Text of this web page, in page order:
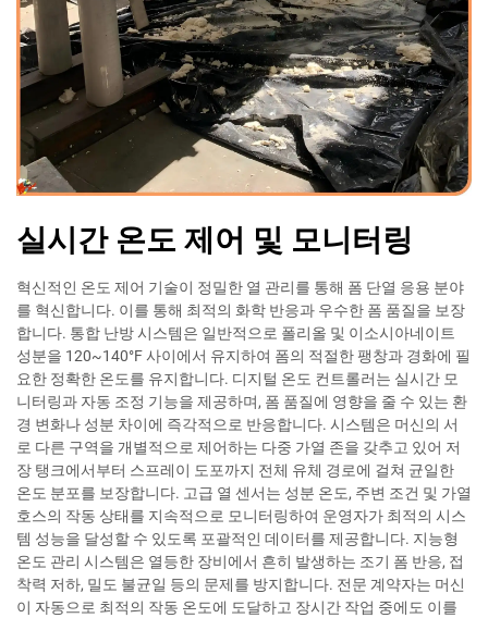
실시간 온도 제어 및 모니터링
혁신적인 온도 제어 기술이 정밀한 열 관리를 통해 폼 단열 응용 분야
를 혁신합니다. 이를 통해 최적의 화학 반응과 우수한 폼 품질을 보장
합니다. 통합 난방 시스템은 일반적으로 폴리올 및 이소시아네이트
성분을 120~140°F 사이에서 유지하여 폼의 적절한 팽창과 경화에 필
요한 정확한 온도를 유지합니다. 디지털 온도 컨트롤러는 실시간 모
니터링과 자동 조정 기능을 제공하며, 폼 품질에 영향을 줄 수 있는 환
경 변화나 성분 차이에 즉각적으로 반응합니다. 시스템은 머신의 서
로 다른 구역을 개별적으로 제어하는 다중 가열 존을 갖추고 있어 저
장 탱크에서부터 스프레이 도포까지 전체 유체 경로에 걸쳐 균일한
온도 분포를 보장합니다. 고급 열 센서는 성분 온도, 주변 조건 및 가열
호스의 작동 상태를 지속적으로 모니터링하여 운영자가 최적의 시스
템 성능을 달성할 수 있도록 포괄적인 데이터를 제공합니다. 지능형
온도 관리 시스템은 열등한 장비에서 흔히 발생하는 조기 폼 반응, 접
착력 저하, 밀도 불균일 등의 문제를 방지합니다. 전문 계약자는 머신
이 자동으로 최적의 작동 온도에 도달하고 장시간 작업 중에도 이를